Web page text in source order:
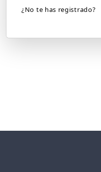
¿No te has registrado?